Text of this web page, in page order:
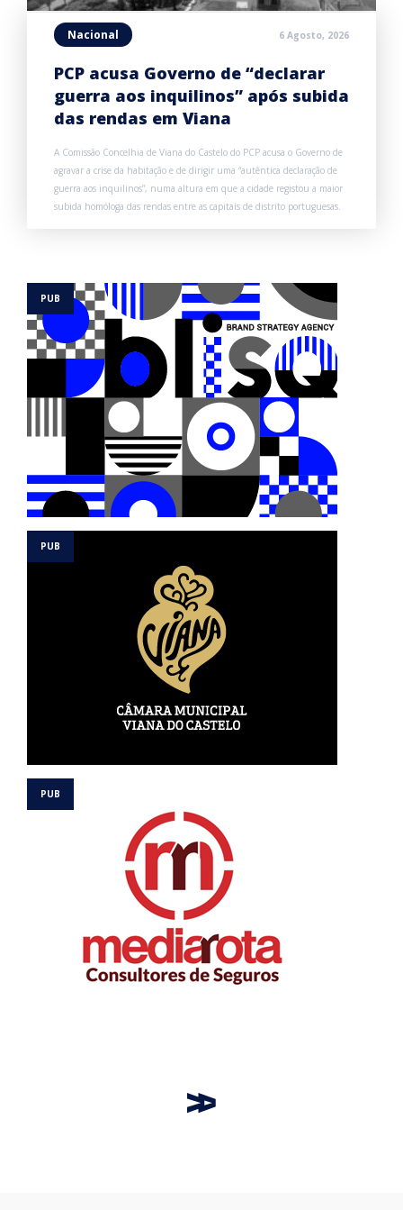
Nacional 6 Agosto, 2026
PCP acusa Governo de “declarar
guerra aos inquilinos” após subida
das rendas em Viana
A Comissão Concelhia de Viana do Castelo do PCP acusa o Governo de
agravar a crise da habitação e de dirigir uma “autêntica declaração de
guerra aos inquilinos”, numa altura em que a cidade registou a maior
subida homóloga das rendas entre as capitais de distrito portuguesas.